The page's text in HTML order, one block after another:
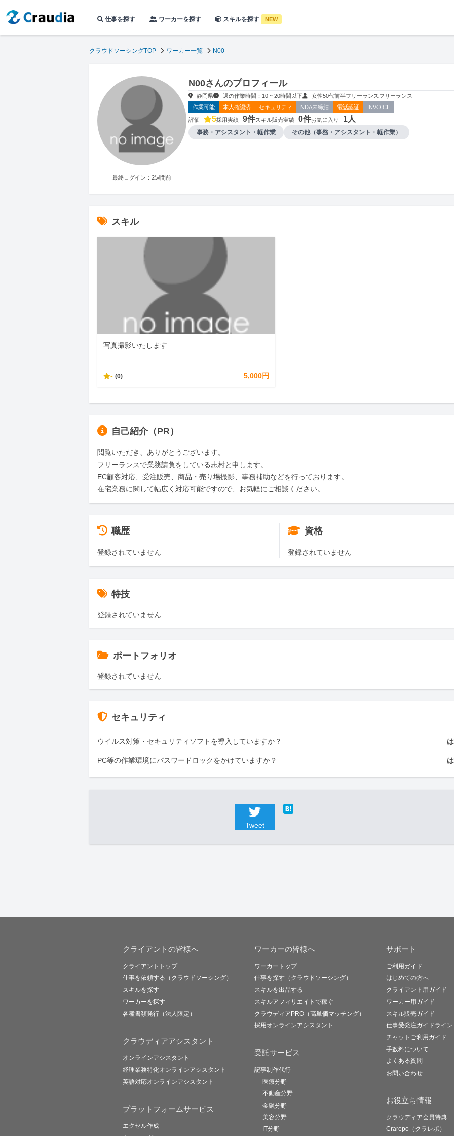
仕事を探す ワーカーを探す スキルを探す NEW
クラウドソーシングTOP ワーカー一覧 N00
最終ログイン：2週間前
N00さんのプロフィール
静岡県 週の作業時間：10 ~ 20時間以下 女性50代前半フリーランス フリーランス
作業可能
本人確認済 セキュリティ NDA未締結 電話認証 INVOICE
評価 5採用実績 9件スキル販売実績 0件お気に入り 1人
事務・アシスタント・軽作業 その他（事務・アシスタント・軽作業）
スキル
写真撮影いたします
- (0) 5,000円
自己紹介（PR）
閲覧いただき、ありがとうございます。
フリーランスで業務請負をしている志村と申します。
EC顧客対応、受注販売、商品・売り場撮影、事務補助などを行っております。
在宅業務に関して幅広く対応可能ですので、お気軽にご相談ください。
職歴
登録されていません
資格
登録されていません
特技
登録されていません
ポートフォリオ
登録されていません
セキュリティ
ウイルス対策・セキュリティソフトを導入していますか？
PC等の作業環境にパスワードロックをかけていますか？
Tweet
クライアントの皆様へ
クライアントトップ
仕事を依頼する（クラウドソーシング）
スキルを探す
ワーカーを探す
各種書類発行（法人限定）
クラウディアアシスタント
オンラインアシスタント
経理業務特化オンラインアシスタント
英語対応オンラインアシスタント
プラットフォームサービス
エクセル作成
ワーカーの皆様へ
ワーカートップ
仕事を探す（クラウドソーシング）
スキルを出品する
スキルアフィリエイトで稼ぐ
クラウディアPRO（高単価マッチング）
採用オンラインアシスタント
受託サービス
記事制作代行
医療分野
不動産分野
金融分野
美容分野
IT分野
サポート
ご利用ガイド
はじめての方へ
クライアント用ガイド
ワーカー用ガイド
スキル販売ガイド
仕事受発注ガイドライン
チャットご利用ガイド
手数料について
よくある質問
お問い合わせ
お役立ち情報
クラウディア会員特典
Crarepo（クラレポ）